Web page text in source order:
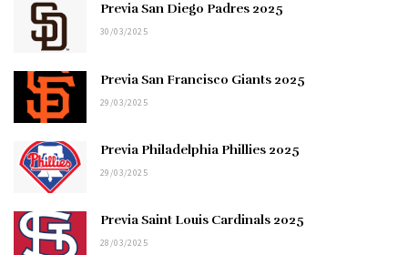
Previa San Diego Padres 2025
30/03/2025
Previa San Francisco Giants 2025
29/03/2025
Previa Philadelphia Phillies 2025
29/03/2025
Previa Saint Louis Cardinals 2025
28/03/2025